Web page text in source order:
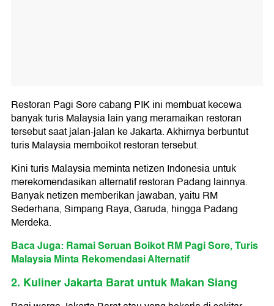
Restoran Pagi Sore cabang PIK ini membuat kecewa
banyak turis Malaysia lain yang meramaikan restoran
tersebut saat jalan-jalan ke Jakarta. Akhirnya berbuntut
turis Malaysia memboikot restoran tersebut.
Kini turis Malaysia meminta netizen Indonesia untuk
merekomendasikan alternatif restoran Padang lainnya.
Banyak netizen memberikan jawaban, yaitu RM
Sederhana, Simpang Raya, Garuda, hingga Padang
Merdeka.
Baca Juga: Ramai Seruan Boikot RM Pagi Sore, Turis
Malaysia Minta Rekomendasi Alternatif
2. Kuliner Jakarta Barat untuk Makan Siang